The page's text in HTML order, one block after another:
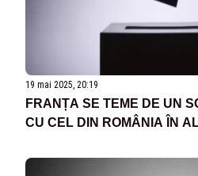
19 mai 2025, 20:19
FRANȚA SE TEME DE UN
CU CEL DIN ROMÂNIA ÎN